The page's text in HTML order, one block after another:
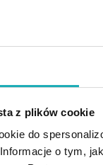
z plików cookie
do
o tym,